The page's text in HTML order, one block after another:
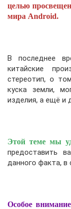
УЧЕБНИК CSS
целью
мира Android.
В последнее
китайские
стереотип, о
куска земли,
изделия, а ещё и
Этой теме мы
предоставить
данного факта, в
Особое